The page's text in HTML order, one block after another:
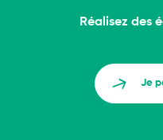
Réalisez des
Je